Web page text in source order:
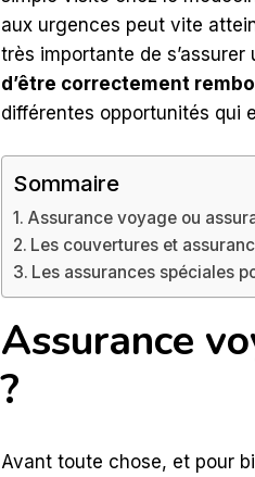
aux urgences peut vite
très importante de
d’être correctement
différentes opportunités qui
Sommaire
Assurance voyage ou
Les couvertures et
Les assurances spéciales
Assurance
?
Avant toute chose, et pour